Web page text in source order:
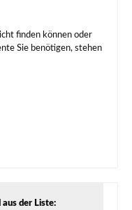
finden können oder
Sie benötigen, stehen
aus der Liste: